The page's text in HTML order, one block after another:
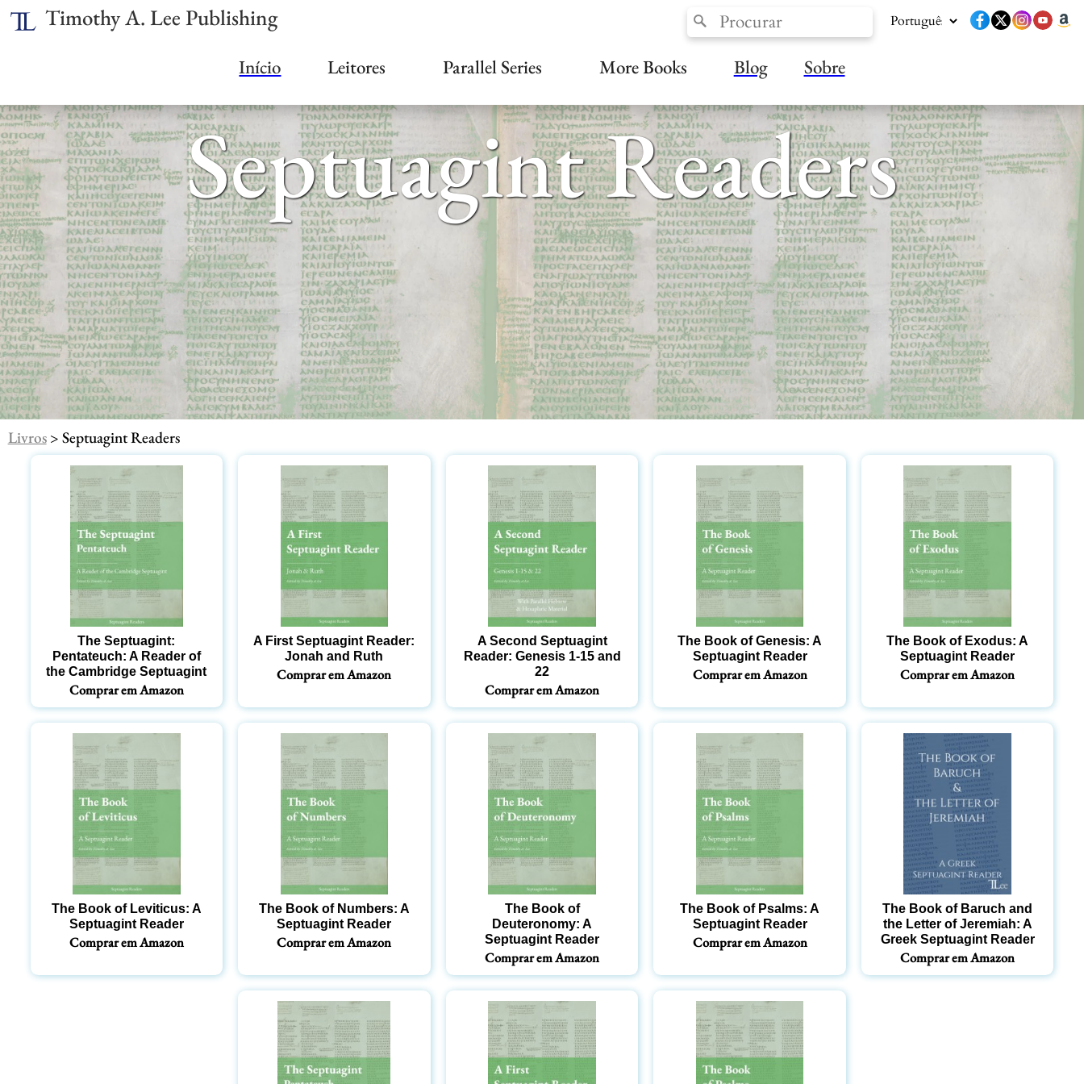
Timothy A. Lee Publishing
Início Leitores Parallel Series More Books Blog Sobre
Septuagint Readers
Livros> Septuagint Readers
The Septuagint:
Pentateuch: A Reader of
the Cambridge Septuagint
Comprar em Amazon
A First Septuagint Reader:
Jonah and Ruth
Comprar em Amazon
A Second Septuagint
Reader: Genesis 1-15 and
22
Comprar em Amazon
The Book of Genesis: A
Septuagint Reader
Comprar em Amazon
The Book of Exodus: A
Septuagint Reader
Comprar em Amazon
The Book of Leviticus: A
Septuagint Reader
Comprar em Amazon
The Book of Numbers: A
Septuagint Reader
Comprar em Amazon
The Book of
Deuteronomy: A
Septuagint Reader
Comprar em Amazon
The Book of Psalms: A
Septuagint Reader
Comprar em Amazon
The Book of Baruch and
the Letter of Jeremiah: A
Greek Septuagint Reader
Comprar em Amazon